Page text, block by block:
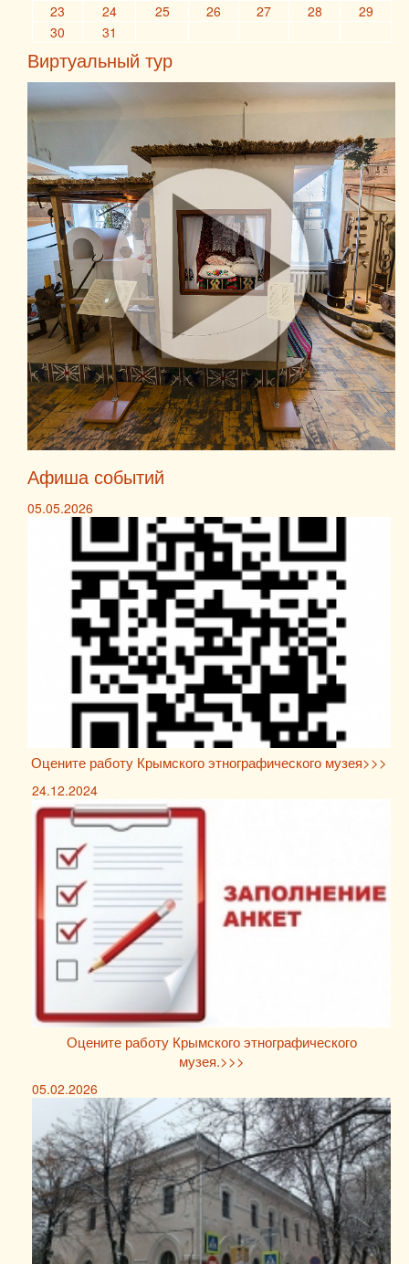
23
24 25 26 27 28
29
30
31
Виртуальный тур
Афиша событий
05.05.2026
Оцените работу Крымского этнографического музея>>>
24.12.2024
Оцените работу Крымского этнографического
музея.>>>
05.02.2026